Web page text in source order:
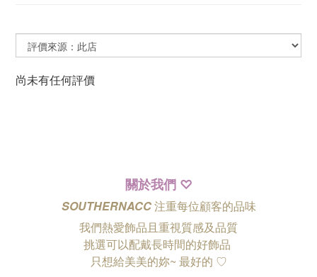
尚未有任何評價
關於我們 ♡
SOUTHERNACC注重每位顧客的品味
我們熱愛飾品且重視質感及品質
挑選可以配戴長時間的好飾品
只想給美美的妳~ 最好的 ♡